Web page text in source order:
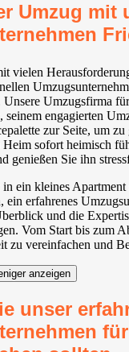
Umzug mit
vielen
Umzugsfirma
seinem engagierten
zur Seite, um zu
sofort heimisch
genießen Sie ihn
ein kleines
ein erfahrenes
und die
Vom Start bis zum
zu vereinfachen und
anzeigen
unser